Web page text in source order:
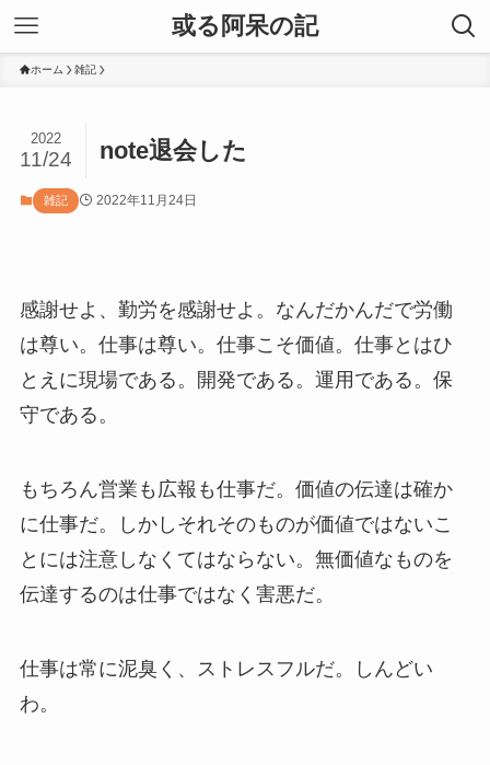
或る阿呆の記
ホーム 雑記
note退会した
2022
11/24
雑記 2022年11月24日
感謝せよ、勤労を感謝せよ。なんだかんだで労働
は尊い。仕事は尊い。仕事こそ価値。仕事とはひ
とえに現場である。開発である。運用である。保
守である。
もちろん営業も広報も仕事だ。価値の伝達は確か
に仕事だ。しかしそれそのものが価値ではないこ
とには注意しなくてはならない。無価値なものを
伝達するのは仕事ではなく害悪だ。
仕事は常に泥臭く、ストレスフルだ。しんどい
わ。